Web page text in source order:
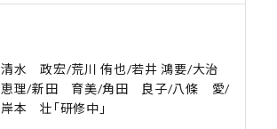
清水 政宏/荒川 侑也/若井 鴻要/大治
恵理/新田 育美/角田 良子/八條 愛/
岸本 壮「研修中」